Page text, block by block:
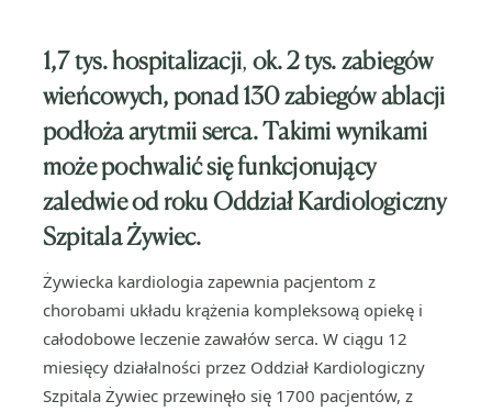
1,7 tys. hospitalizacji, ok. 2 tys. zabiegów
wieńcowych, ponad 130 zabiegów ablacji
podłoża arytmii serca. Takimi wynikami
może pochwalić się funkcjonujący
zaledwie od roku Oddział Kardiologiczny
Szpitala Żywiec.
Żywiecka kardiologia zapewnia pacjentom z
chorobami układu krążenia kompleksową opiekę i
całodobowe leczenie zawałów serca. W ciągu 12
miesięcy działalności przez Oddział Kardiologiczny
Szpitala Żywiec przewinęło się 1700 pacjentów, z